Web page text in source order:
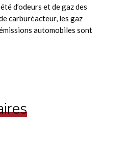
d’odeurs et de gaz des
carburéacteur, les gaz
automobiles sont